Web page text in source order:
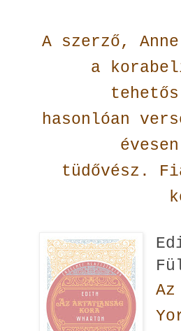
A szerző,
a
hasonlóan
tüdővész.